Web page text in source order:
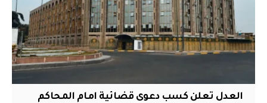
العدل تعلن كسب دعوى قضائية امام المحاكم